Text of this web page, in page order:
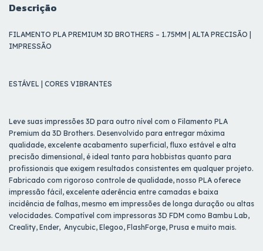
Descrição
FILAMENTO PLA PREMIUM 3D BROTHERS – 1.75MM | ALTA PRECISÃO |
IMPRESSÃO
ESTÁVEL | CORES VIBRANTES
Leve suas impressões 3D para outro nível com o Filamento PLA
Premium da 3D Brothers. Desenvolvido para entregar máxima
qualidade, excelente acabamento superficial, fluxo estável e alta
precisão dimensional, é ideal tanto para hobbistas quanto para
profissionais que exigem resultados consistentes em qualquer projeto.
Fabricado com rigoroso controle de qualidade, nosso PLA oferece
impressão fácil, excelente aderência entre camadas e baixa
incidência de falhas, mesmo em impressões de longa duração ou altas
velocidades. Compatível com impressoras 3D FDM como Bambu Lab,
Creality, Ender, Anycubic, Elegoo, FlashForge, Prusa e muito mais.